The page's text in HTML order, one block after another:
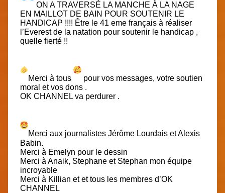
ON A TRAVERSÉ LA MANCHE À LA NAGE
EN MAILLOT DE BAIN POUR SOUTENIR LE
HANDICAP !!!! Être le 41 eme français à réaliser
l’Everest de la natation pour soutenir le handicap ,
quelle fierté !!
Merci à tous
pour vos messages, votre soutien
moral et vos dons .
OK CHANNEL va perdurer .
Merci aux journalistes Jérôme Lourdais et Alexis
Babin.
Merci à Emelyn pour le dessin
Merci à Anaik, Stephane et Stephan mon équipe
incroyable
Merci à Killian et et tous les membres d’OK
CHANNEL